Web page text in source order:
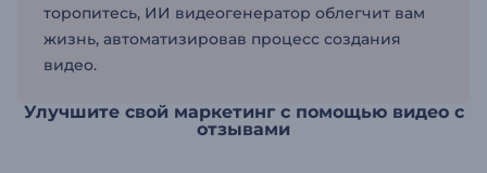
торопитесь, ИИ видеогенератор облегчит вам
жизнь, автоматизировав процесс создания
видео.
Улучшите свой маркетинг с помощью видео с
отзывами